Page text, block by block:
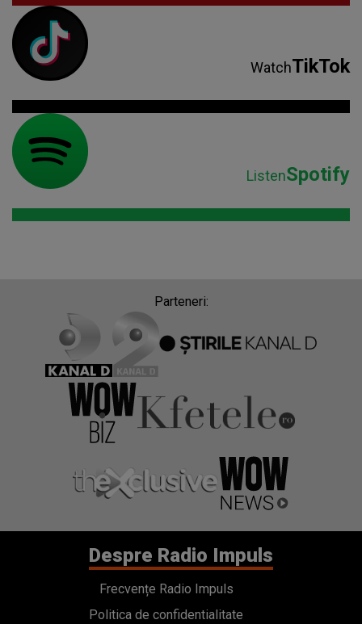
WatchTikTok
ListenSpotify
Parteneri:
Despre Radio Impuls
Frecvențe Radio Impuls
Politica de confidentialitate